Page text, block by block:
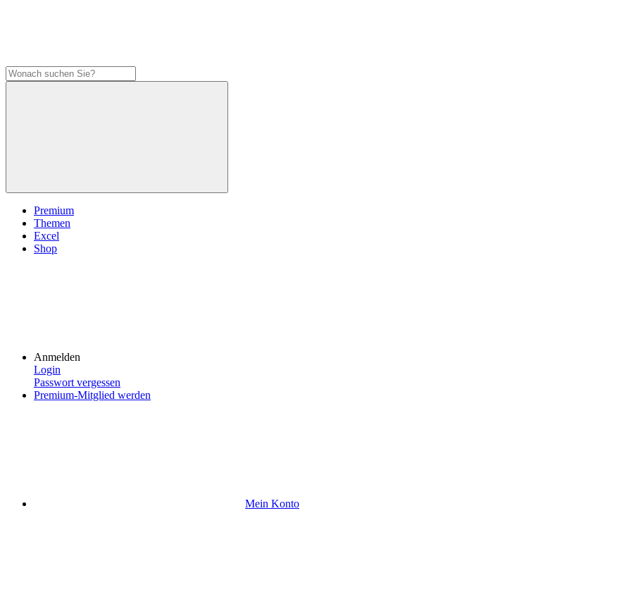
Premium
Themen
Excel
Shop
Anmelden
Login
Passwort vergessen
Premium-Mitglied werden
Mein Konto